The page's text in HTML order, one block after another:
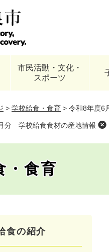
市民活動・文化・
スポーツ
> 学校給食・食育 > 令和8年度6
分 学校給食食材の産地情報
・食育
食の紹介